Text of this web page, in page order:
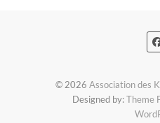
© 2026 Association des
Designed by:Theme